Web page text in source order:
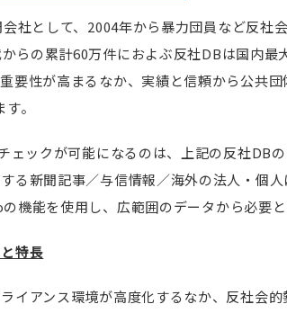
社として、2004年から暴力団員など反社
らの累計60万件におよぶ反社DBは国内
要性が高まるなか、実績と信頼から公共
。
ェックが可能になるのは、上記の反社DB
る新聞記事／与信情報／海外の法人・個
機能を使用し、広範囲のデータから必要
特長
イアンス環境が高度化するなか、反社会